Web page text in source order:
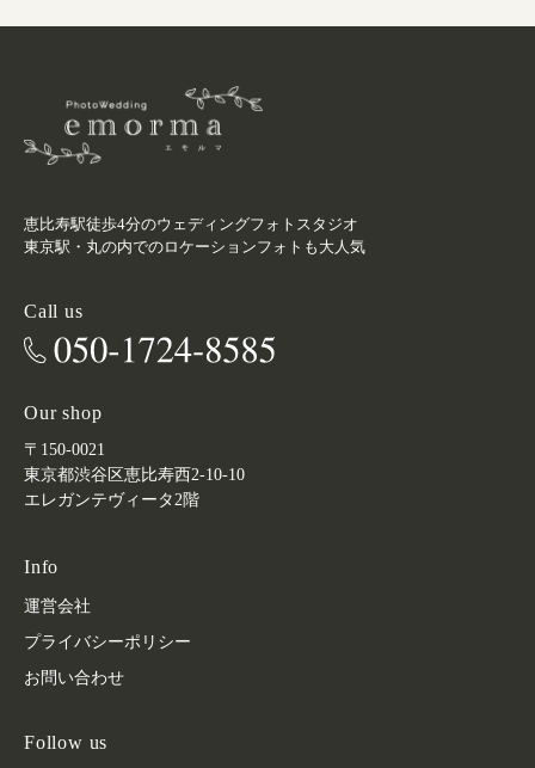
恵比寿駅徒歩4分のウェディングフォトスタジオ
東京駅・丸の内でのロケーションフォトも大人気
Call us
Our shop
〒150-0021
東京都渋谷区恵比寿西2-10-10
エレガンテヴィータ2階
Info
運営会社
プライバシーポリシー
お問い合わせ
Follow us